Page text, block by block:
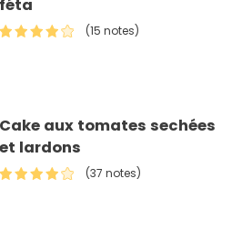
féta
(15 notes)
Cake aux tomates sechées
et lardons
(37 notes)